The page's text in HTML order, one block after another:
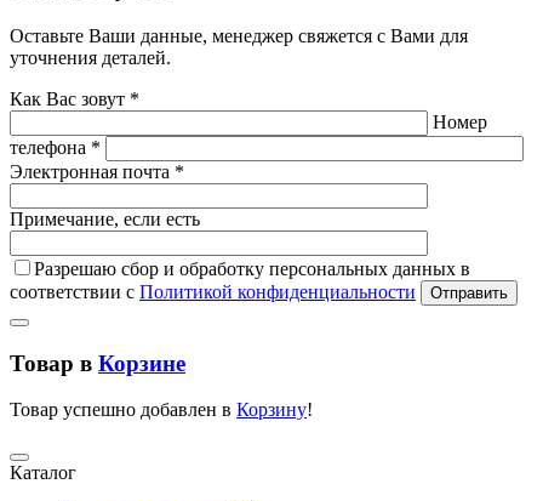
Оставьте Ваши данные, менеджер свяжется с Вами для
уточнения деталей.
Как Вас зовут *
Номер
телефона *
Электронная почта *
Примечание, если есть
Разрешаю сбор и обработку персональных данных в
соответствии с Политикой конфиденциальности Отправить
Товар в Корзине
Товар успешно добавлен в Корзину!
Каталог